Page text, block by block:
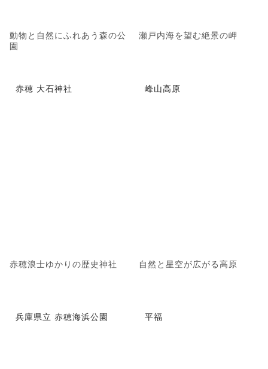
動物と自然にふれあう森の公
園
瀬戸内海を望む絶景の岬
赤穂 大石神社
赤穂浪士ゆかりの歴史神社
峰山高原
自然と星空が広がる高原
兵庫県立 赤穂海浜公園 平福